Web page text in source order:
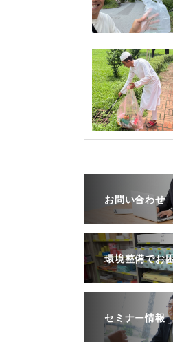
お問い合わせ
環境整備でお
セミナー情報